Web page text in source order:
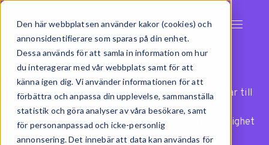
Den här webbplatsen använder kakor (cookies) och
annonsidentifierare som sparas på din enhet.
Dessa används för att samla in information om hur
du interagerar med vår webbplats samt för att
känna igen dig. Vi använder informationen för att
förbättra och anpassa din upplevelse, sammanställa
statistik och göra analyser av våra besökare, samt
för personanpassad och icke-personlig
annonsering. Det innebär att data kan användas för
Integrationer
Exsitec har färdiga integrationer och anslutningar till
över 100 olika system. Med vår modell för
systemintegration har ni dessutom alltid full möjlighet
att anpassa flöden efter era behov.